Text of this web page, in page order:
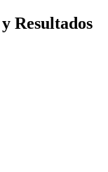
Resultados